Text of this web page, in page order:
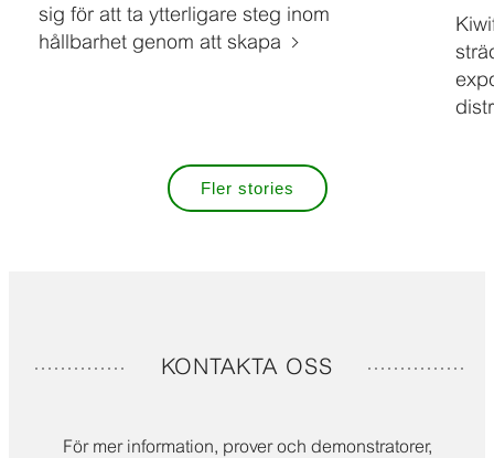
sig för att ta ytterligare steg inom
hållbarhet genom att skapa
Fler stories
KONTAKTA OSS
För mer information, prover och demonstratorer,